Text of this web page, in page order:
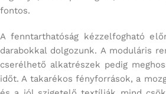
fontos.
A fenntarthatóság kézzelfogható
darabokkal dolgozunk. A moduláris
cserélhető alkatrészek pedig
időt. A takarékos fényforrások, a